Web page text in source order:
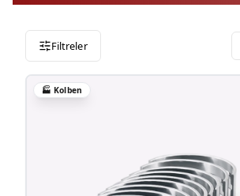
Filtreler
🏭 Kolben